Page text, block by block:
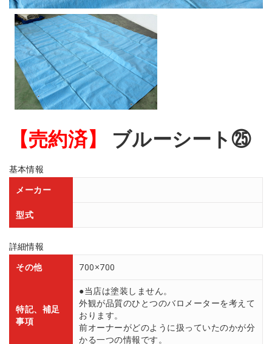
【売約済】 ブルーシート㉕
基本情報
メーカー
型式
詳細情報
その他
700×700
特記、補足
事項
●当店は塗装しません。
外観が品質のひとつのバロメーターを考えて
おります。
前オーナーがどのように扱っていたのかが分
かる一つの情報です。